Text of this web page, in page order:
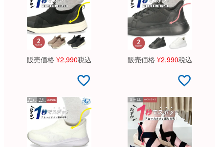
販売価格 ¥2,990税込 販売価格 ¥2,990税込